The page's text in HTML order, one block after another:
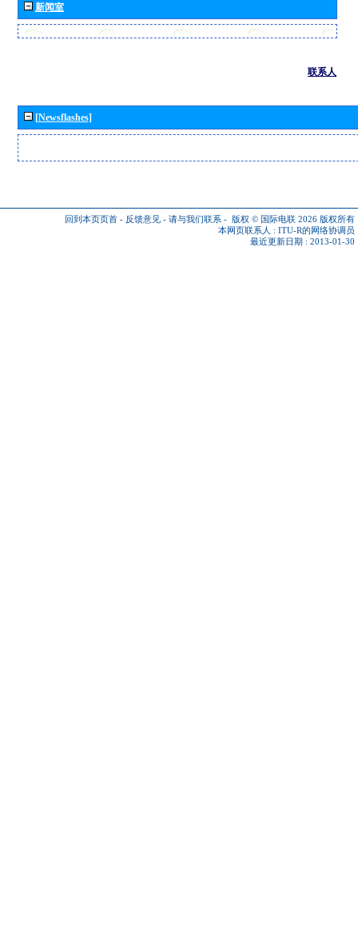
新闻室
联系人
[Newsflashes]
回到本页页首 - 反馈意见 - 请与我们联系 - 版权 © 国际电联 2026 版权所有
本网页联系人 : ITU-R的网络协调员
最近更新日期 : 2013-01-30